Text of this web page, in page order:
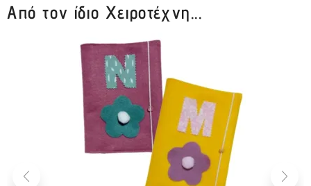
Από τον ίδιο Χειροτέχνη...